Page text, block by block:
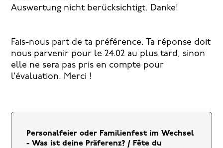
Auswertung nicht berücksichtigt. Danke!
Fais-nous part de ta préférence. Ta réponse doit
nous parvenir pour le 24.02 au plus tard, sinon
elle ne sera pas pris en compte pour
l’évaluation. Merci !
Personalfeier oder Familienfest im Wechsel
- Was ist deine Präferenz? / Fête du